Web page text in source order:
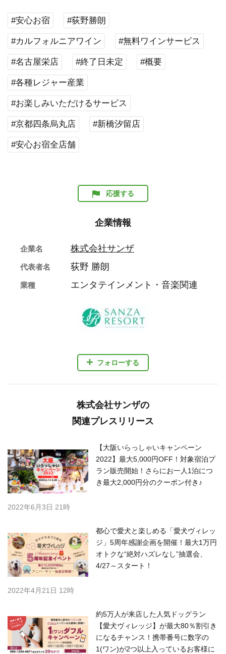
#安心お宿 #荻野勝朗
#カルフォルニアワイン #無料ワインサービス
#名古屋栄店 #終了日未定 #概要
#各種レジャー産業
#お楽しみいただけるサービス
#京都四条烏丸店 #新橋汐留店
#安心お宿全店舗
応援する
企業情報
フォローする
企業名 株式会社サンザ
代表者名 荻野 勝朗
業種 エンタテインメント・音楽関連
株式会社サンザの
関連プレスリリース
【大阪いらっしゃいキャンペーン
2022】最大5,000円OFF！対象宿泊プ
ラン販売開始！さらにお一人1泊につ
き最大2,000円分のクーポン付き♪
2022年6月3日 21時
都心で愛犬と楽しめる「愛犬ヴィレッ
ジ」5周年感謝企画を開催！最大1万円
オトクな“絶対ハズレなし”抽選会、
4/27～スタート！
2022年4月21日 12時
約5万人が来店した人気ドッグラン
【愛犬ヴィレッジ】が最大80％割引き
になるチャンス！携帯番号に数字の
1(ワン)が2つ以上入っているお客様に